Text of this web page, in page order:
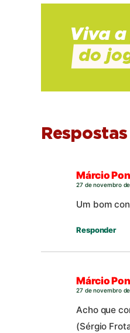
Márcio
27 de novembro
Um bom
Responder
Márcio
27 de novembro
Acho que
(Sérgio